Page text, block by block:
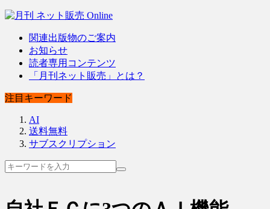
関連出版物のご案内
お知らせ
読者専用コンテンツ
「月刊ネット販売」とは？
注目キーワード
AI
送料無料
サブスクリプション